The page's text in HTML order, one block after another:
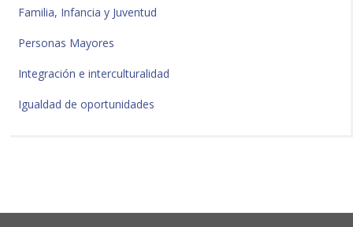
Familia, Infancia y Juventud
Personas Mayores
Integración e interculturalidad
Igualdad de oportunidades